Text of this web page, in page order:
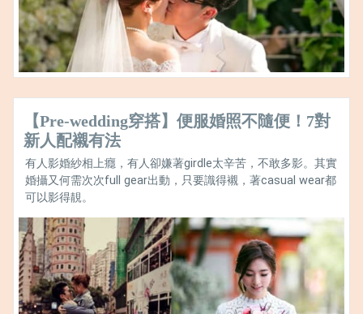
【Pre-wedding穿搭】便服婚照不隨便！7對
新人配襯有法
有人影婚紗相上癮，有人卻嫌著girdle太辛苦，不敢多影。其實
婚攝又何需次次full gear出動，只要識得襯，著casual wear都
可以影得靚。